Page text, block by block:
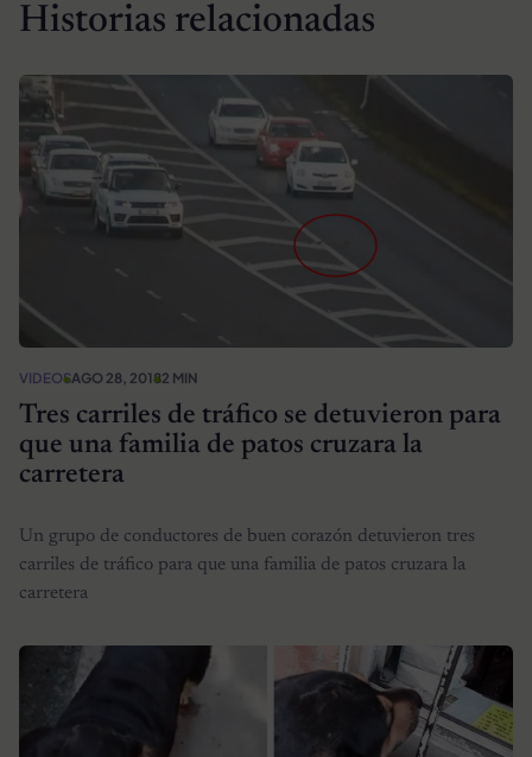
Historias relacionadas
VIDEOSAGO 28, 20182 MIN
Tres carriles de tráfico se detuvieron para
que una familia de patos cruzara la
carretera
Un grupo de conductores de buen corazón detuvieron tres
carriles de tráfico para que una familia de patos cruzara la
carretera